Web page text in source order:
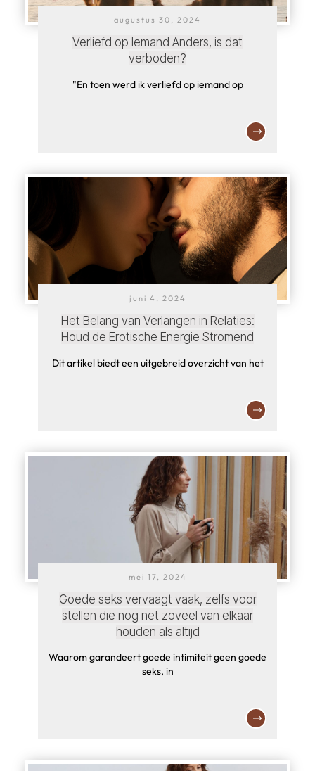
augustus 30, 2024
Verliefd op Iemand Anders, is dat
verboden?
"En toen werd ik verliefd op iemand op
juni 4, 2024
Het Belang van Verlangen in Relaties:
Houd de Erotische Energie Stromend
Dit artikel biedt een uitgebreid overzicht van het
mei 17, 2024
Goede seks vervaagt vaak, zelfs voor
stellen die nog net zoveel van elkaar
houden als altijd
Waarom garandeert goede intimiteit geen goede
seks, in